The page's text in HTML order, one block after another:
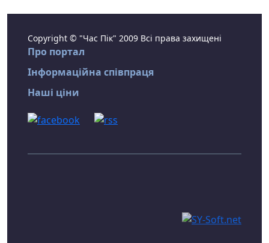
Copyright © "Час Пік" 2009 Всі права захищені
Про портал
Інформаційна співпраця
Наші ціни